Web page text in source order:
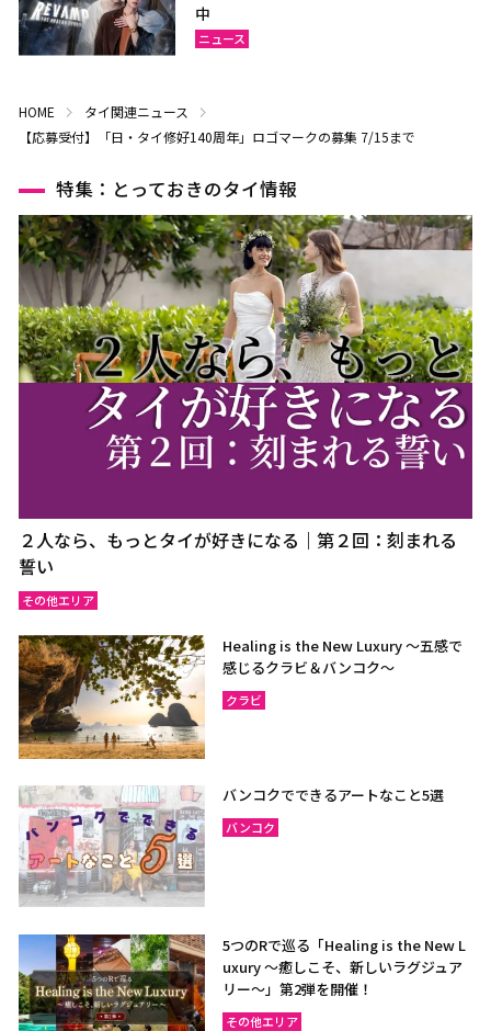
中
ニュース
HOME
タイ関連ニュース
【応募受付】「日・タイ修好140周年」ロゴマークの募集 7/15まで
特集：とっておきのタイ情報
２人なら、もっとタイが好きになる｜第２回：刻まれる
誓い
その他エリア
Healing is the New Luxury ～五感で
感じるクラビ＆バンコク～
クラビ
バンコクでできるアートなこと5選
バンコク
5つのRで巡る「Healing is the New L
uxury ～癒しこそ、新しいラグジュア
リー〜」第2弾を開催！
その他エリア